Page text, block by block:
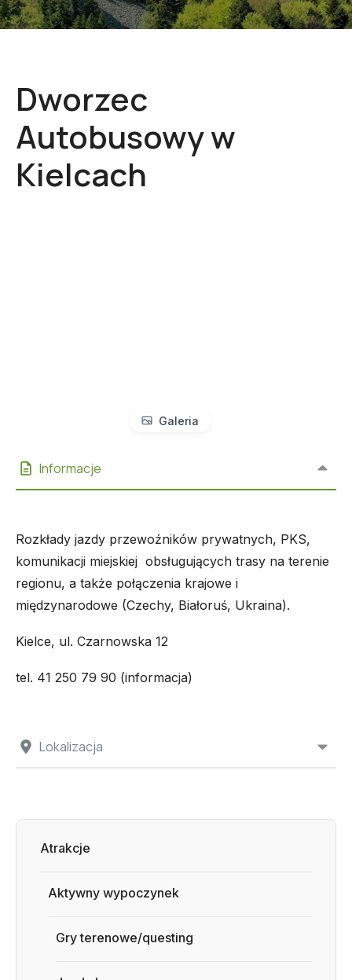
Dworzec
Autobusowy w
Kielcach
Galeria
Informacje
Lokalizacja
Rozkłady jazdy przewoźników prywatnych, PKS,
komunikacji miejskiej obsługujących trasy na terenie
regionu, a także połączenia krajowe i
międzynarodowe (Czechy, Białoruś, Ukraina).
Kielce, ul. Czarnowska 12
tel. 41 250 79 90 (informacja)
Atrakcje
Aktywny wypoczynek
Gry terenowe/questing